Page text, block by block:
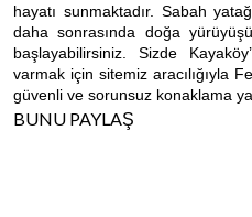
hayatı sunmaktadır. Sabah
daha sonrasında doğa
başlayabilirsiniz. Sizde
varmak için sitemiz aracılığıyla
güvenli ve sorunsuz konaklama
BUNU PAYLAŞ